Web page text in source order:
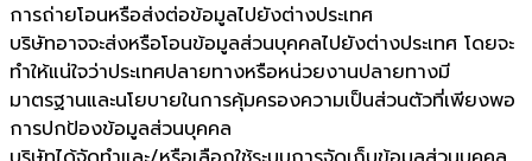
การถ่ายโอนหรือส่งต่อข้อมูลไปยังต่างประเทศ
บริษัทอาจจะส่งหรือโอนข้อมูลส่วนบุคคลไปยังต่างประเทศ โดยจะ
ทำให้แน่ใจว่าประเทศปลายทางหรือหน่วยงานปลายทางมี
มาตรฐานและนโยบายในการคุ้มครองความเป็นส่วนตัวที่เพียงพอ
การปกป้องข้อมูลส่วนบุคคล